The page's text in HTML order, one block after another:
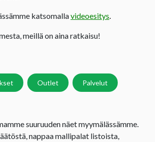
katsomallavideoesitys.
meillä on aina ratkaisu!
Outlet Palvelut
suuruuden näet myymälässämme.
nappaa mallipalat listoista,